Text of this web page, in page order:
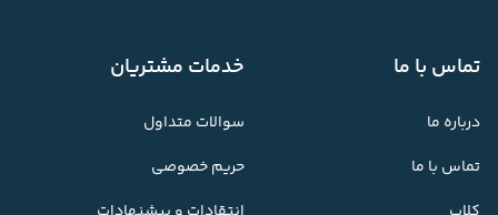
تماس با ما
درباره ما
تماس با ما
خدمات مشتریان
سوالات متداول
حریم خصوصی